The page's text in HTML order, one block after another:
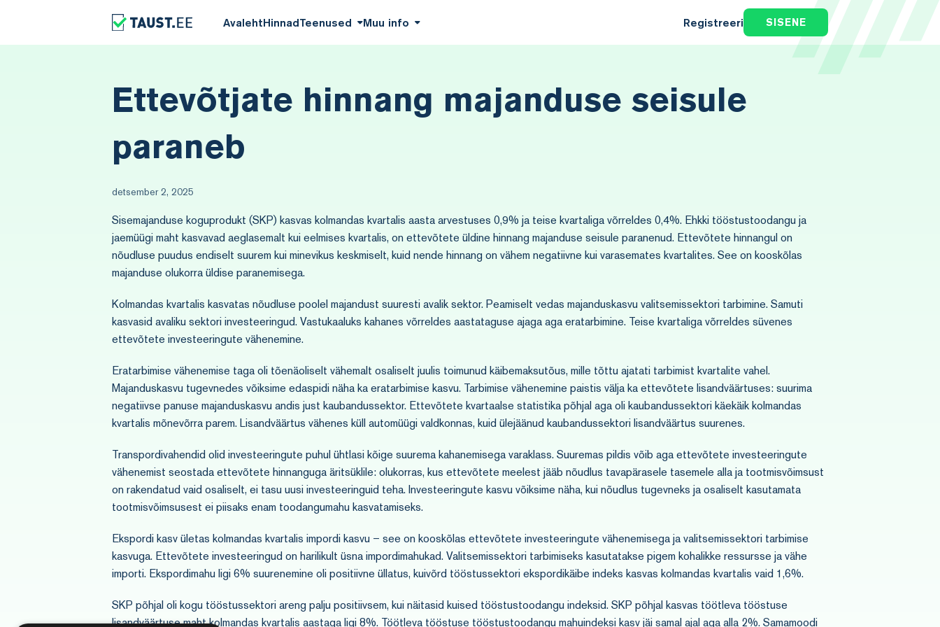
AvalehtHinnadTeenused Muu info Registreeri SISENE
Ettevõtjate hinnang majanduse seisule
paraneb
detsember 2, 2025
Sisemajanduse koguprodukt (SKP) kasvas kolmandas kvartalis aasta arvestuses 0,9% ja teise kvartaliga võrreldes 0,4%. Ehkki tööstustoodangu ja
jaemüügi maht kasvavad aeglasemalt kui eelmises kvartalis, on ettevõtete üldine hinnang majanduse seisule paranenud. Ettevõtete hinnangul on
nõudluse puudus endiselt suurem kui minevikus keskmiselt, kuid nende hinnang on vähem negatiivne kui varasemates kvartalites. See on kooskõlas
majanduse olukorra üldise paranemisega.
Kolmandas kvartalis kasvatas nõudluse poolel majandust suuresti avalik sektor. Peamiselt vedas majanduskasvu valitsemissektori tarbimine. Samuti
kasvasid avaliku sektori investeeringud. Vastukaaluks kahanes võrreldes aastataguse ajaga aga eratarbimine. Teise kvartaliga võrreldes süvenes
ettevõtete investeeringute vähenemine.
Eratarbimise vähenemise taga oli tõenäoliselt vähemalt osaliselt juulis toimunud käibemaksutõus, mille tõttu ajatati tarbimist kvartalite vahel.
Majanduskasvu tugevnedes võiksime edaspidi näha ka eratarbimise kasvu. Tarbimise vähenemine paistis välja ka ettevõtete lisandväärtuses: suurima
negatiivse panuse majanduskasvu andis just kaubandussektor. Ettevõtete kvartaalse statistika põhjal aga oli kaubandussektori käekäik kolmandas
kvartalis mõnevõrra parem. Lisandväärtus vähenes küll automüügi valdkonnas, kuid ülejäänud kaubandussektori lisandväärtus suurenes.
Transpordivahendid olid investeeringute puhul ühtlasi kõige suurema kahanemisega varaklass. Suuremas pildis võib aga ettevõtete investeeringute
vähenemist seostada ettevõtete hinnanguga äritsüklile: olukorras, kus ettevõtete meelest jääb nõudlus tavapärasele tasemele alla ja tootmisvõimsust
on rakendatud vaid osaliselt, ei tasu uusi investeeringuid teha. Investeeringute kasvu võiksime näha, kui nõudlus tugevneks ja osaliselt kasutamata
tootmisvõimsusest ei piisaks enam toodangumahu kasvatamiseks.
Ekspordi kasv ületas kolmandas kvartalis impordi kasvu – see on kooskõlas ettevõtete investeeringute vähenemisega ja valitsemissektori tarbimise
kasvuga. Ettevõtete investeeringud on harilikult üsna impordimahukad. Valitsemissektori tarbimiseks kasutatakse pigem kohalikke ressursse ja vähe
importi. Ekspordimahu ligi 6% suurenemine oli positiivne üllatus, kuivõrd tööstussektori ekspordikäibe indeks kasvas kolmandas kvartalis vaid 1,6%.
SKP põhjal oli kogu tööstussektori areng palju positiivsem, kui näitasid kuised tööstustoodangu indeksid. SKP põhjal kasvas töötleva tööstuse
lisandväärtuse maht kolmandas kvartalis aastaga ligi 8%. Töötleva tööstuse tööstustoodangu mahuindeksi kasv jäi samal ajal aga alla 2%. Samamoodi